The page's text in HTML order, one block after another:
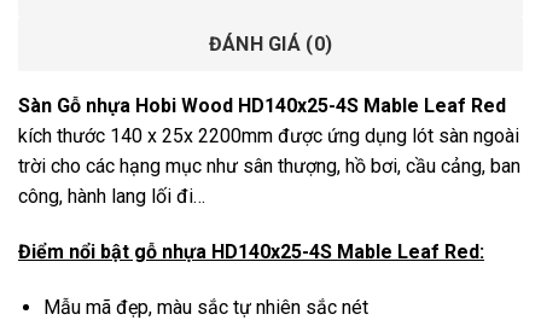
ĐÁNH GIÁ (0)
Sàn Gỗ nhựa Hobi Wood HD140x25-4S Mable Leaf Red
kích thước 140 x 25x 2200mm được ứng dụng lót sàn ngoài
trời cho các hạng mục như sân thượng, hồ bơi, cầu cảng, ban
công, hành lang lối đi…
Điểm nổi bật gỗ nhựa HD140x25-4S Mable Leaf Red:
Mẫu mã đẹp, màu sắc tự nhiên sắc nét